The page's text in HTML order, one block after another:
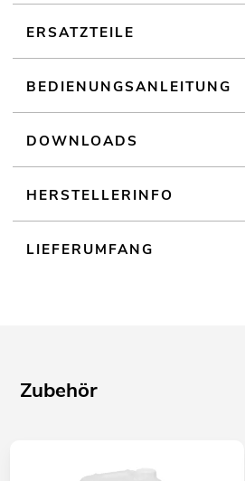
ERSATZTEILE
BEDIENUNGSANLEITUNG
DOWNLOADS
HERSTELLERINFO
LIEFERUMFANG
Zubehör